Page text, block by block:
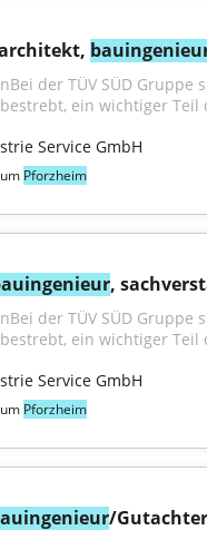
der TÜV SÜD Gruppe
ein wichtiger Teil
Service GmbH
Pforzheim
,
der TÜV SÜD Gruppe
ein wichtiger Teil
Service GmbH
Pforzheim
/